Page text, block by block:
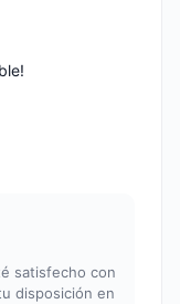
satisfecho con
disposición en